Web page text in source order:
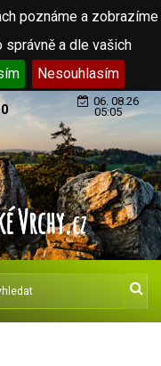
poznáme a zobrazíme
správně a dle vašich
Nesouhlasím
06. 08.26
05:05